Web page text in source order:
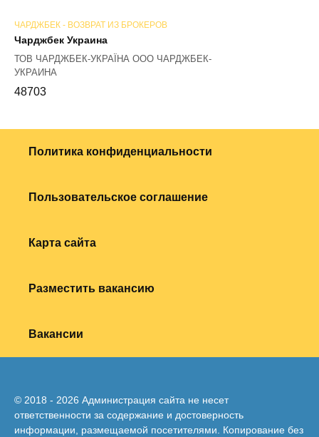
ЧАРДЖБЕК - ВОЗВРАТ ИЗ БРОКЕРОВ
Чарджбек Украина
ТОВ ЧАРДЖБЕК-УКРАЇНА ООО ЧАРДЖБЕК-
УКРАИНА
48703
Политика конфиденциальности
Пользовательское соглашение
Карта сайта
Разместить вакансию
Вакансии
© 2018 - 2026 Администрация сайта не несет
ответственности за содержание и достоверность
информации, размещаемой посетителями. Копирование без